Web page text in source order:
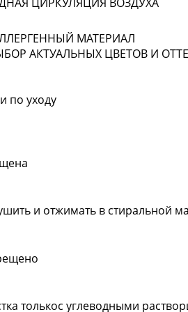
МАТЕРИАЛ
АКТУАЛЬНЫХ ЦВЕТОВ И
по уходу
и отжимать в стиральной
толькос углеводными